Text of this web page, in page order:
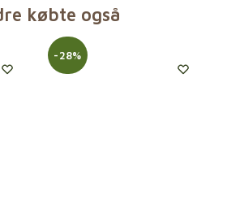
købte også
-28%